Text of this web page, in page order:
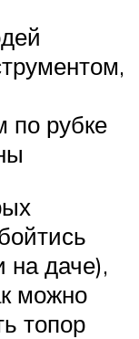
по рубке
на даче),
можно
топор